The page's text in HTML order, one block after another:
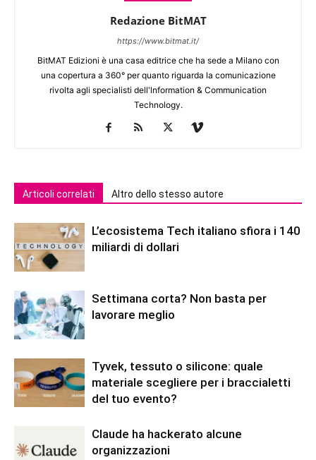
Redazione BitMAT
https://www.bitmat.it/
BitMAT Edizioni è una casa editrice che ha sede a Milano con
una copertura a 360° per quanto riguarda la comunicazione
rivolta agli specialisti dell'lnformation & Communication
Technology.
Articoli correlati Altro dello stesso autore
L’ecosistema Tech italiano sfiora i 140
miliardi di dollari
Settimana corta? Non basta per
lavorare meglio
Tyvek, tessuto o silicone: quale
materiale scegliere per i braccialetti
del tuo evento?
Claude ha hackerato alcune
organizzazioni